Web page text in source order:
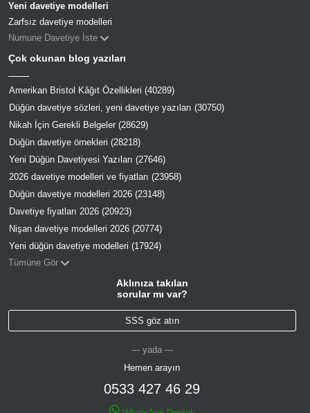
Yeni davetiye modelleri
Zarfsız davetiye modelleri
Numune Davetiye İste
Çok okunan blog yazıları
Amerikan Bristol Kâğıt Özellikleri (40289)
Düğün davetiye sözleri, yeni davetiye yazıları (30750)
Nikah İçin Gerekli Belgeler (28629)
Düğün davetiye örnekleri (28218)
Yeni Düğün Davetiyesi Yazıları (27646)
2026 davetiye modelleri ve fiyatları (23958)
Düğün davetiye modelleri 2026 (23148)
Davetiye fiyatları 2026 (20923)
Nişan davetiye modelleri 2026 (20774)
Yeni düğün davetiye modelleri (17924)
Tümüne Gör
Aklınıza takılan
sorular mı var?
SSS göz atın
--- yada ---
Hemen arayın
0533 427 46 29